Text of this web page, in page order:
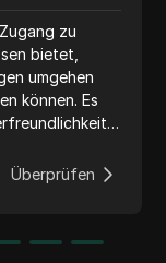
zu
bietet,
umgehen
können. Es
Überprüfen